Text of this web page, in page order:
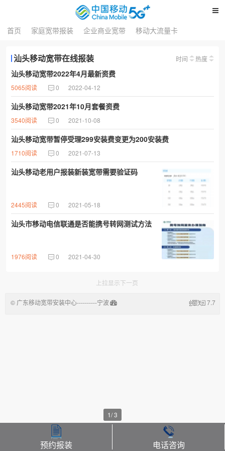
预约报装 电话咨询
首页 家庭宽带报装 企业商业宽带 移动大流量卡
汕头移动宽带在线报装 时间 热度
汕头移动宽带2022年4月最新资费
5065阅读 0 2022-04-12
汕头移动宽带2021年10月套餐资费
3540阅读 0 2021-10-08
汕头移动宽带暂停受理299安装费变更为200安装费
1710阅读 0 2021-07-13
汕头移动老用户报装新装宽带需要验证码
2445阅读 0 2021-05-18
汕头市移动电信联通是否能携号转网测试方法
1976阅读 0 2021-04-30
上拉显示下一页
1/3
© 广东移动宽带安装中心----------宁波
7.7